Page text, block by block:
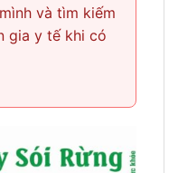
và tìm kiếm
gia y tế khi có